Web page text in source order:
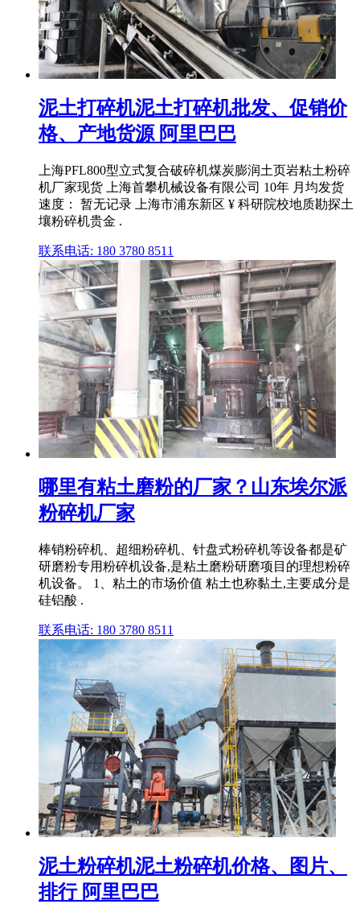
泥土打碎机泥土打碎机批发、促销价
格、产地货源 阿里巴巴
上海PFL800型立式复合破碎机煤炭膨润土页岩粘土粉碎
机厂家现货 上海首攀机械设备有限公司 10年 月均发货
速度： 暂无记录 上海市浦东新区 ¥ 科研院校地质勘探土
壤粉碎机贵金 .
联系电话: 180 3780 8511
哪里有粘土磨粉的厂家？山东埃尔派
粉碎机厂家
棒销粉碎机、超细粉碎机、针盘式粉碎机等设备都是矿
研磨粉专用粉碎机设备,是粘土磨粉研磨项目的理想粉碎
机设备。 1、粘土的市场价值 粘土也称黏土,主要成分是
硅铝酸 .
联系电话: 180 3780 8511
泥土粉碎机泥土粉碎机价格、图片、
排行 阿里巴巴